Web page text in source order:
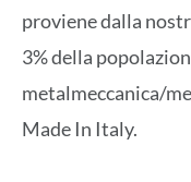
proviene dalla
3% della
metalmeccanica/
Made In Italy.